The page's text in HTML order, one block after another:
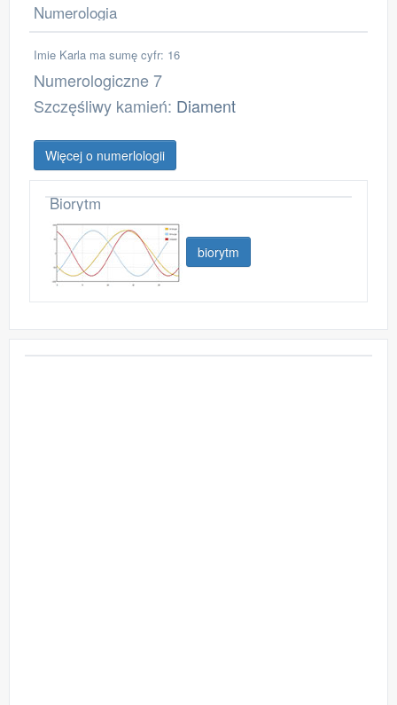
Numerologia
Imie Karla ma sumę cyfr: 16
Numerologiczne 7
Szczęśliwy kamień: Diament
Więcej o numerlologii
Biorytm
biorytm